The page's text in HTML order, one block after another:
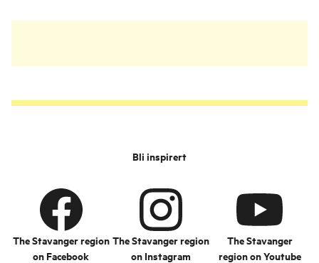
Bli inspirert
The Stavanger region
on Facebook
The Stavanger region
on Instagram
The Stavanger
region on Youtube